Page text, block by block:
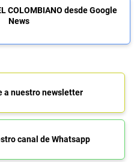
COLOMBIANO desde Google
News
a nuestro newsletter
canal de Whatsapp